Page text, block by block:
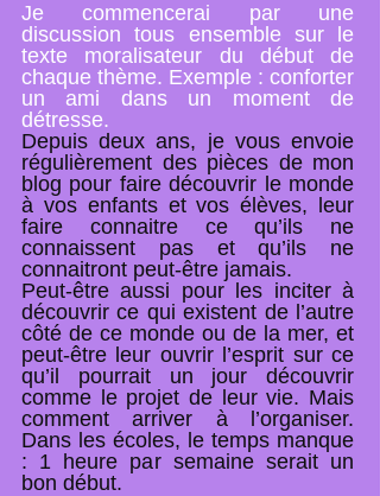
Je commencerai par une
discussion tous ensemble sur le
texte moralisateur du début de
chaque thème. Exemple : conforter
un ami dans un moment de
détresse.
Depuis deux ans, je vous envoie
régulièrement des pièces de mon
blog pour faire découvrir le monde
à vos enfants et vos élèves, leur
faire connaitre ce qu’ils ne
connaissent pas et qu’ils ne
connaitront peut-être jamais.
Peut-être aussi pour les inciter à
découvrir ce qui existent de l’autre
côté de ce monde ou de la mer, et
peut-être leur ouvrir l’esprit sur ce
qu’il pourrait un jour découvrir
comme le projet de leur vie. Mais
comment arriver à l’organiser.
Dans les écoles, le temps manque
: 1 heure par semaine serait un
bon début.​